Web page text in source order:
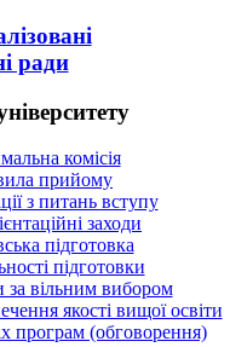
ради
комісія
прийому
з питань вступу
заходи
підготовка
підготовки
за вільним вибором
якості вищої освіти
програм (обговорення)